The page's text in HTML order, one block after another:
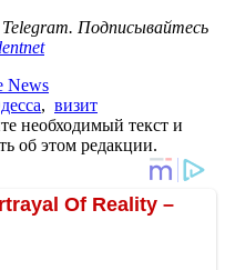
Telegram. Подписывайтесь
News
, визит
необходимый текст и
об этом редакции.